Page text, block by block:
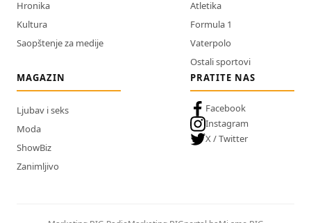
Hronika
Kultura
Saopštenje za medije
Atletika
Formula 1
Vaterpolo
Ostali sportovi
MAGAZIN
Ljubav i seks
Moda
ShowBiz
Zanimljivo
PRATITE NAS
Facebook
Instagram
X / Twitter